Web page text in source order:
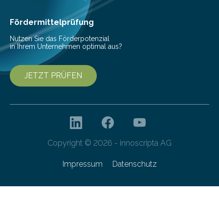
Ernährung zu sichern. Ohne sie besteht die weltweite
Gefahr erheblicher…
Fördermittelprüfung
Nutzen Sie das Förderpotenzial
in Ihrem Unternehmen optimal aus?
JETZT PRÜFEN
Copyright © 2026 - innoscripta AG
Impressum Datenschutz